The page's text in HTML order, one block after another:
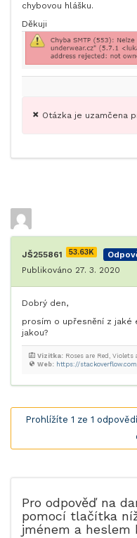
chybovou hlášku.
Děkuji
Otázka je uzamčena
JŠ255861 53.63K
Publikováno 27. 3. 2020
Dobrý den,
prosím o upřesnění z jaké
jakou?
Web: https://
Vizitka: Roses are Red,
Prohlížíte 1 ze 1
Pro odpověď na
pomocí tlačítka
jménem a heslem